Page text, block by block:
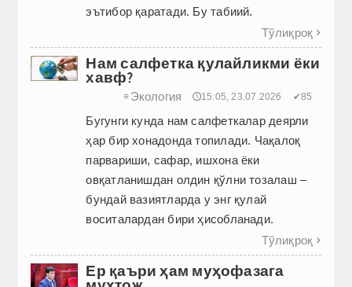
эътибор қаратади. Бу табиий.
Тўлиқроқ 
Нам салфетка қулайликми ёки
хавф?
≡ Экология 🕔15:05, 23.07.2026 ✔85
Бугунги кунда нам салфеткалар деярли
ҳар бир хонадонда топилади. Чақалоқ
парвариши, сафар, ишхона ёки
овқатланишдан олдин қўлни тозалаш –
бундай вазиятларда у энг қулай
воситалардан бири ҳисоб­ланади.
Тўлиқроқ 
Ер қаъри ҳам муҳофазага